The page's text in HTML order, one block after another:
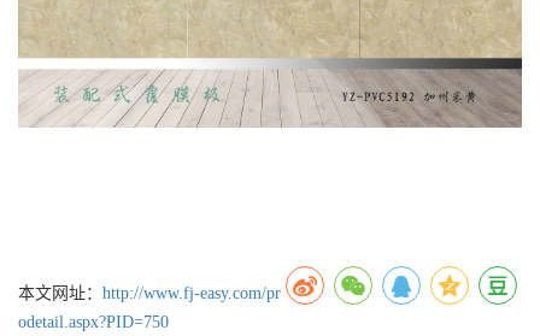
本文网址： http://www.fj-easy.com/pr
odetail.aspx?PID=750